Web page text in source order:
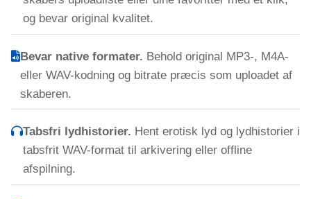
og bevar original kvalitet.
Bevar native formater. Behold original MP3-, M4A-
eller WAV-kodning og bitrate præcis som uploadet af
skaberen.
Tabsfri lydhistorier. Hent erotisk lyd og lydhistorier i
tabsfrit WAV-format til arkivering eller offline
afspilning.